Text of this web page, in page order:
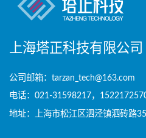
上海塔正科技有限公司
公司邮箱：tarzan_tech@163.com
电话：021-31598217，
地址：上海市松江区泗泾镇泗砖路